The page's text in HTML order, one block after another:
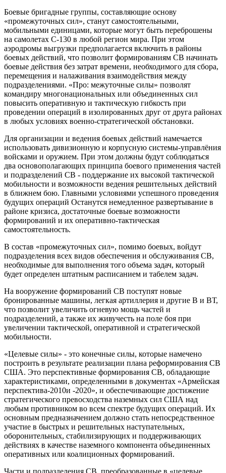
Боевые бригадные группы, составляющие основу
«промежуточных сил», станут самостоятельными,
мобильными единицами, которые могут быть переброшены
на самолетах С-130 в любой регион мира. При этом
аэродромы выгрузки предполагается включить в районы
боевых действий, что позволит формированиям СВ начинать
боевые действия без затрат времени, необходимого для сбора,
перемещения и налаживания взаимодействия между
подразделениями. «Про: межуточные силы» позволят
командиру многонациональных или объединенных сил
повысить оперативную и тактическую гибкость при
проведении операций в изолированных друг от друга районах
в любых условиях военно-стратегической обстановки.
Для организации и ведения боевых действий намечается
использовать дивизионную и корпусную системы-управлёния
войсками и оружием. При этом должны будут соблюдаться
два основополагающих принципа боевого применения частей
и подразделений СВ - поддержание их высокой тактической
мобильности и возможности ведения решительных действий
в ближнем бою. Главными условиями успешного проведения
будущих операций Останутся немедленное развертывание в
районе кризиса, достаточные боевые возможности
формирований и их оперативно-тактическая
самостоятельность.
В состав «промежуточных сил», помимо боевых, войдут
подразделения всех видов обеспечения и обслуживания СВ,
необходимые для выполнения того объема задач, который
будет определен штатным расписанием и табелем задач.
На вооружение формирований СВ поступят новые
бронированные машины, легкая артиллерия и другие В и ВТ,
что позволит увеличить огневую мощь частей и
подразделений, а также их живучесть на поле боя при
увеличении тактической, оперативной и стратегической
мобильности.
«Целевые силы» - это конечные силы, которые намечено
построить в результате реализации плана реформирования СВ
США. Это перспективные формирования СВ, обладающие
характеристиками, определенными в документах «Армейская
перспектива-2010и -2020», и обеспечивающие достижение
стратегического превосходства наземных сил США над
любым противником во всем спектре будущих операций. Их
основным предназначением должно стать непосредственное
участие в быстрых и решительных наступательных,
оборонительных, стабилизирующих и поддерживающих
действиях в качестве наземного компонента объединенных
оперативных или коалиционных формирований.
Части и подразделения СВ, преобразованные в «целевые